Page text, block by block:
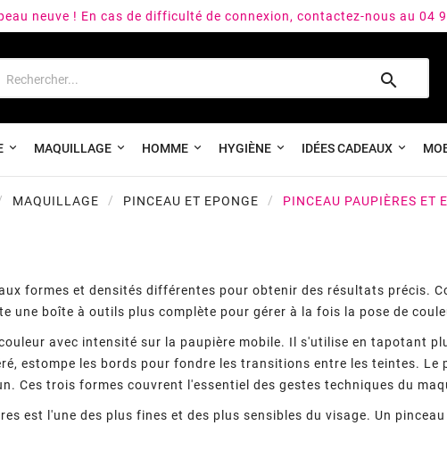
neuve ! En cas de difficulté de connexion, contactez-nous au 04

MAQUILLAGE HOMME HYGIÈNE IDÉES CADEAUX
MAQUILLAGE PINCEAU ET EPONGE PINCEAU PAUPIÈRES ET
formes et densités différentes pour obtenir des résultats précis.
une boîte à outils plus complète pour gérer à la fois la pose de
avec intensité sur la paupière mobile. Il s'utilise en tapotant
estompe les bords pour fondre les transitions entre les teintes. Le
Ces trois formes couvrent l'essentiel des gestes techniques du
est l'une des plus fines et des plus sensibles du visage. Un